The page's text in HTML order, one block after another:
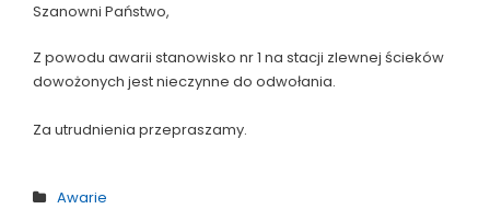
Szanowni Państwo,
Z powodu awarii stanowisko nr 1 na stacji zlewnej ścieków
dowożonych jest nieczynne do odwołania.
Za utrudnienia przepraszamy.
Awarie